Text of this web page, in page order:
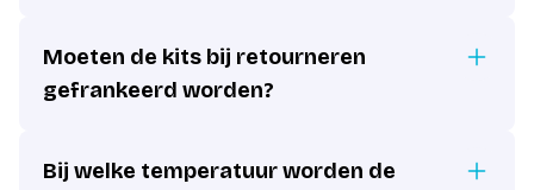
Moeten de kits bij retourneren
gefrankeerd worden?
Bij welke temperatuur worden de